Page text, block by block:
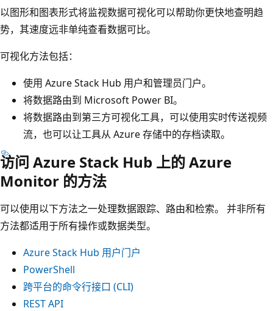
以图形和图表形式将监视数据可视化可以帮助你更快地查明趋
势，其速度远非单纯查看数据可比。
可视化方法包括：
使用 Azure Stack Hub 用户和管理员门户。
将数据路由到 Microsoft Power BI。
将数据路由到第三方可视化工具，可以使用实时传送视频
流，也可以让工具从 Azure 存储中的存档读取。
访问 Azure Stack Hub 上的 Azure
Monitor 的方法
可以使用以下方法之一处理数据跟踪、路由和检索。 并非所有
方法都适用于所有操作或数据类型。
Azure Stack Hub 用户门户
PowerShell
跨平台的命令行接口 (CLI)
REST API